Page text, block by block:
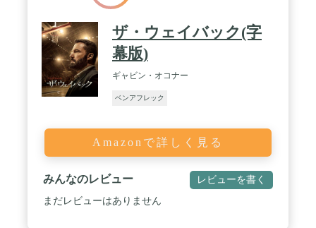
ザ・ウェイバック(字
幕版)
ギャビン・オコナー
ベンアフレック
Amazonで詳しく見る
みんなのレビュー レビューを書く
まだレビューはありません